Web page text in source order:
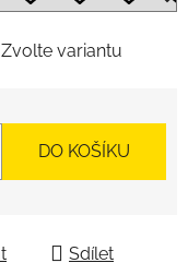
Zvolte variantu
DO KOŠÍKU
Sdílet